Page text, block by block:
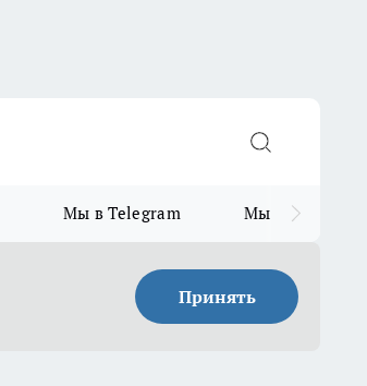
Мы в Telegram Мы в MAX
Принять